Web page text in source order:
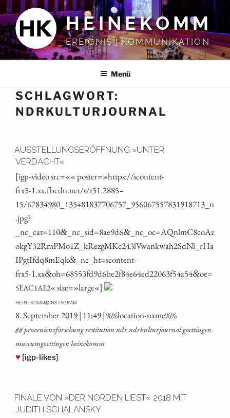
Inhalt
springen
HEINEKOMM
EREIGNIS | KOMMUNIKATION
Menü
SCHLAGWORT:
NDRKULTURJOURNAL
AUSSTELLUNGSERÖFFNUNG »UNTER
VERDACHT«
[igp-video src=«« poster=»https://scontent-
frx5‑1.xx.fbcdn.net/v/t51.2885 –
15/67834980_135481837706757_956067557831918713_n
.jpg?
_nc_cat=110& _nc_sid=8ae9d6& _nc_oc=AQnlmC8coAz
okgY32RmPMo1Z_kRezgMKc243lVwankwah2SdNl_rHa
IPgtIfdq8mEqk& _nc_ht=scontent-
frx5‑1.xx&oh=68553fd9d6be2f84e64ed22063f54a54&oe=
5EAC1AE2« size=»large«]
HEINEKOMM@INSTAGRAM
8. Sep­tem­ber 2019 | 11:49 | %%loca­ti­on-name%%
## pro­ve­ni­enz­for­schung resti­tu­ti­on ndr ndrkul­tur­jour­nal goet­tin­gen
muse­umgoet­tin­gen heinekomm
♥ [igp-likes]
FINALE VON »DER NORDEN LIEST« 2018 MIT
JUDITH SCHALANSKY